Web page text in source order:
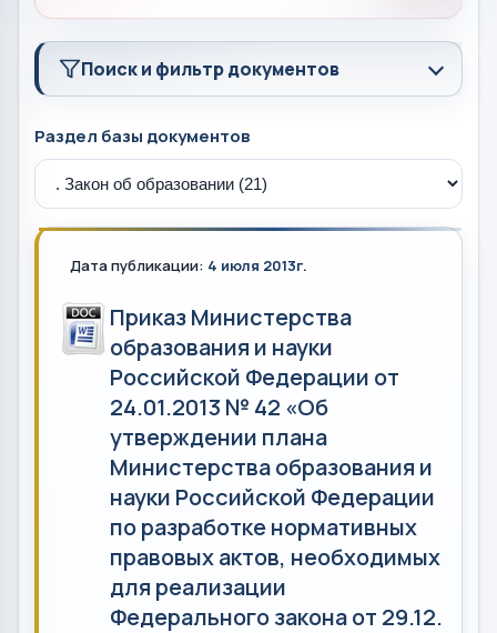
Поиск и фильтр документов
Раздел базы документов
Дата публикации: 4 июля 2013г.
Приказ Министерства
образования и науки
Российской Федерации от
24.01.2013 № 42 «Об
утверждении плана
Министерства образования и
науки Российской Федерации
по разработке нормативных
правовых актов, необходимых
для реализации
Федерального закона от 29.12.